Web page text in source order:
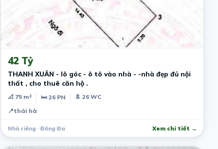
6 tháng trước
42 Tỷ
THANH XUÂN - lô góc - ô tô vào nhà - -nhà đẹp đủ nội
thất , cho thuê căn hộ .
📐 75 m² 🛏 26 PN
🚿 26 WC
📍thái hà
Nhà riêng · Đống Đa Xem chi tiết →